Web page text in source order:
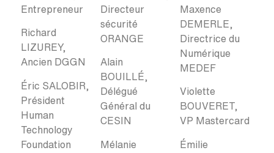
Entrepreneur
Richard
LIZUREY,
Ancien DGGN
Éric SALOBIR,
Président
Human
Technology
Foundation
Directeur
sécurité
ORANGE
Alain
BOUILLÉ,
Délégué
Général du
CESIN
Mélanie
Maxence
DEMERLE,
Directrice du
Numérique
MEDEF
Violette
BOUVERET,
VP Mastercard
Émilie